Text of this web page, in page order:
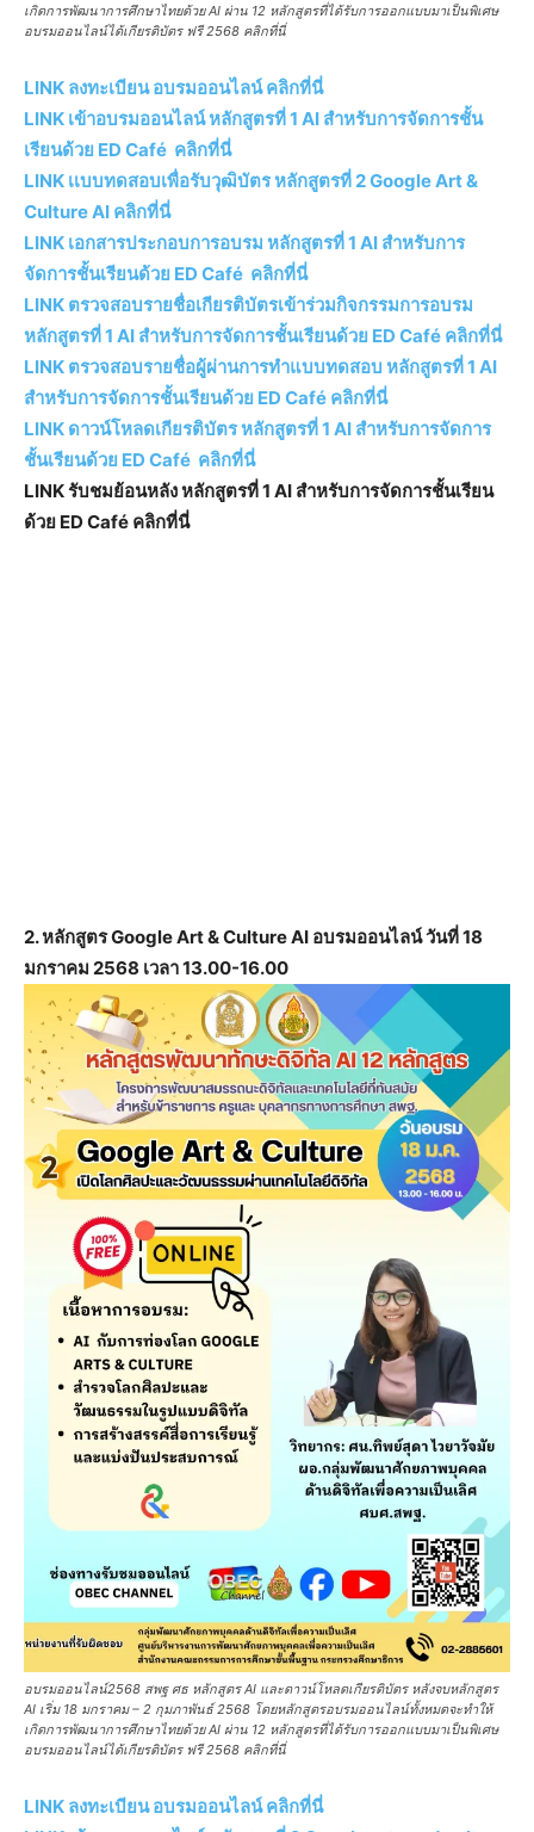
เกิดการพัฒนาการศึกษาไทยด้วย AI ผ่าน 12 หลักสูตรที่ได้รับการออกแบบมาเป็นพิเศษ
อบรมออนไลน์ได้เกียรติบัตร ฟรี 2568 คลิกที่นี่
LINK ลงทะเบียน อบรมออนไลน์ คลิกที่นี่
LINK เข้าอบรมออนไลน์ หลักสูตรที่ 1 AI สำหรับการจัดการชั้น
เรียนด้วย ED Café คลิกที่นี่
LINK เเบบทดสอบเพื่อรับวุฒิบัตร หลักสูตรที่ 2 Google Art &
Culture AI คลิกที่นี่
LINK เอกสารประกอบการอบรม หลักสูตรที่ 1 AI สำหรับการ
จัดการชั้นเรียนด้วย ED Café คลิกที่นี่
LINK ตรวจสอบรายชื่อเกียรติบัตรเข้าร่วมกิจกรรมการอบรม
หลักสูตรที่ 1 AI สำหรับการจัดการชั้นเรียนด้วย ED Café คลิกที่นี่
LINK ตรวจสอบรายชื่อผู้ผ่านการทำแบบทดสอบ หลักสูตรที่ 1 AI
สำหรับการจัดการชั้นเรียนด้วย ED Café คลิกที่นี่
LINK ดาวน์โหลดเกียรติบัตร หลักสูตรที่ 1 AI สำหรับการจัดการ
ชั้นเรียนด้วย ED Café คลิกที่นี่
LINK รับชมย้อนหลัง หลักสูตรที่ 1 AI สำหรับการจัดการชั้นเรียน
ด้วย ED Café คลิกที่นี่
2. หลักสูตร Google Art & Culture AI อบรมออนไลน์ วันที่ 18
มกราคม 2568 เวลา 13.00-16.00
อบรมออนไลน์2568 สพฐ ศธ หลักสูตร AI และดาวน์โหลดเกียรติบัตร หลังจบหลักสูตร
AI เริ่ม 18 มกราคม – 2 กุมภาพันธ์ 2568 โดยหลักสูตรอบรมออนไลน์ทั้งหมดจะทำให้
เกิดการพัฒนาการศึกษาไทยด้วย AI ผ่าน 12 หลักสูตรที่ได้รับการออกแบบมาเป็นพิเศษ
อบรมออนไลน์ได้เกียรติบัตร ฟรี 2568 คลิกที่นี่
LINK ลงทะเบียน อบรมออนไลน์ คลิกที่นี่